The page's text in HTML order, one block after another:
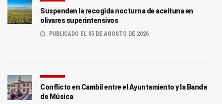
Suspenden la recogida nocturna de aceituna en
olivares superintensivos
PUBLICADO EL 05 DE AGOSTO DE 2026
Conflicto en Cambil entre el Ayuntamiento y la Banda
de Música